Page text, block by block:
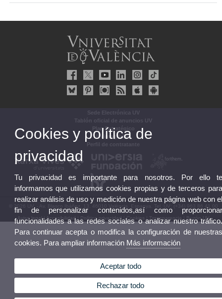
Sede Electrónica UV
Tablón oficial de anuncios UV
Plan Estratégico
UVintegridad
Perfil de contratante
© 2026 UV. - Av. Blasco Ibáñez, 13. 46010 València. Espanya. Tel. UV: (+34) 963 86 41 00
Aviso legal | Accesibilidad| Política privacidad |Cookies Transparencia Buzón UV
Cookies y política de
privacidad
Tu privacidad es importante para nosotros. Por ello
informamos que utilizamos cookies propias y de terceros
realizar análisis de uso y medición de nuestra página web con
fin de personalizar contenidos,así como
funcionalidades a las redes sociales o analizar nuestro
Para continuar acepta o modifica la configuración de
cookies. Para ampliar información Más información
Aceptar todo
Rechazar todo